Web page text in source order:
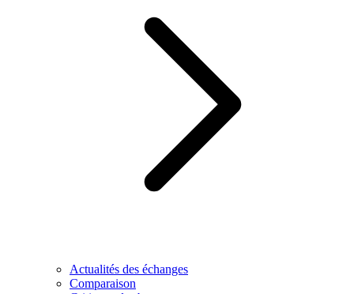
Actualités des échanges
Comparaison